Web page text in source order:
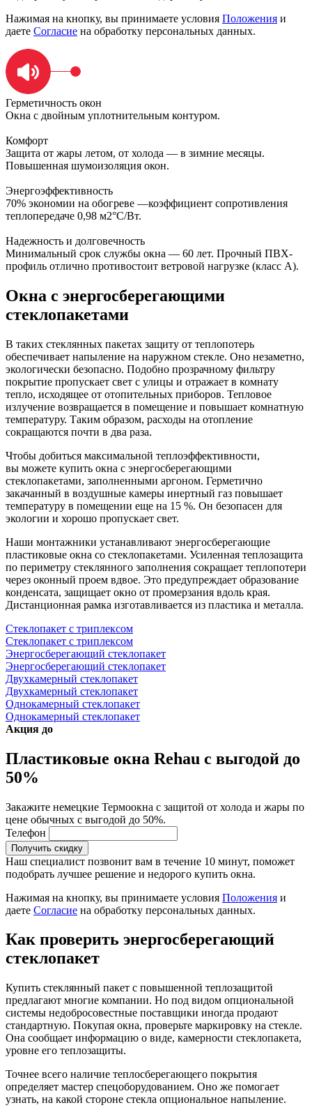
Нажимая на кнопку, вы принимаете условия Положения и
даете Согласие на обработку персональных данных.
Герметичность окон
Окна с двойным уплотнительным контуром.
Комфорт
Защита от жары летом, от холода — в зимние месяцы.
Повышенная шумоизоляция окон.
Энергоэффективность
70% экономии на обогреве —коэффициент сопротивления
теплопередаче 0,98 м2°С/Вт.
Надежность и долговечность
Минимальный срок службы окна — 60 лет. Прочный ПВХ‐
профиль отлично противостоит ветровой нагрузке (класс А).
Окна с энергосберегающими
стеклопакетами
В таких стеклянных пакетах защиту от теплопотерь
обеспечивает напыление на наружном стекле. Оно незаметно,
экологически безопасно. Подобно прозрачному фильтру
покрытие пропускает свет с улицы и отражает в комнату
тепло, исходящее от отопительных приборов. Тепловое
излучение возвращается в помещение и повышает комнатную
температуру. Таким образом, расходы на отопление
сокращаются почти в два раза.
Чтобы добиться максимальной теплоэффективности,
вы можете купить окна с энергосберегающими
стеклопакетами, заполненными аргоном. Герметично
закачанный в воздушные камеры инертный газ повышает
температуру в помещении еще на 15 %. Он безопасен для
экологии и хорошо пропускает свет.
Наши монтажники устанавливают энергосберегающие
пластиковые окна со стеклопакетами. Усиленная теплозащита
по периметру стеклянного заполнения сокращает теплопотери
через оконный проем вдвое. Это предупреждает образование
конденсата, защищает окно от промерзания вдоль края.
Дистанционная рамка изготавливается из пластика и металла.
Стеклопакет с триплексом
Стеклопакет с триплексом
Энергосберегающий стеклопакет
Энергосберегающий стеклопакет
Двухкамерный стеклопакет
Двухкамерный стеклопакет
Однокамерный стеклопакет
Однокамерный стеклопакет
Акция до
Пластиковые окна Rehau с выгодой до
50%
Закажите немецкие Термоокна с защитой от холода и жары по
цене обычных с выгодой до 50%.
Телефон
Получить скидку
Наш специалист позвонит вам в течение 10 минут, поможет
подобрать лучшее решение и недорого купить окна.
Нажимая на кнопку, вы принимаете условия Положения и
даете Согласие на обработку персональных данных.
Как проверить энергосберегающий
стеклопакет
Купить стеклянный пакет с повышенной теплозащитой
предлагают многие компании. Но под видом опциональной
системы недобросовестные поставщики иногда продают
стандартную. Покупая окна, проверьте маркировку на стекле.
Она сообщает информацию о виде, камерности стеклопакета,
уровне его теплозащиты.
Точнее всего наличие теплосберегающего покрытия
определяет мастер спецоборудованием. Оно же помогает
узнать, на какой стороне стекла опциональное напыление.